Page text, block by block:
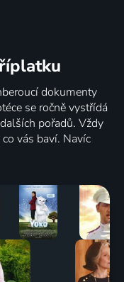
dokumenty
se ročně vystřídá
pořadů. Vždy
vás baví. Navíc